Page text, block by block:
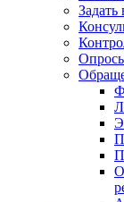
Задать